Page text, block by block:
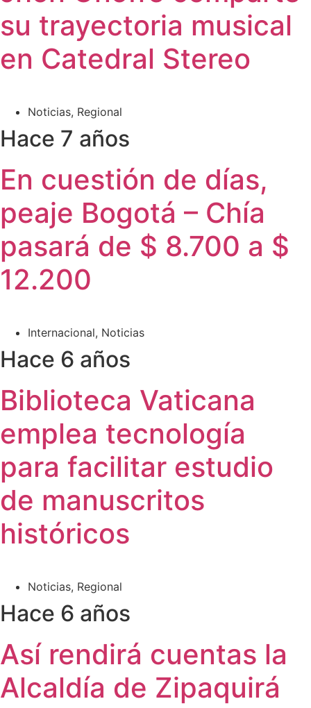
su trayectoria musical
en Catedral Stereo
Noticias, Regional
Hace 7 años
En cuestión de días,
peaje Bogotá – Chía
pasará de $ 8.700 a $
12.200
Internacional, Noticias
Hace 6 años
Biblioteca Vaticana
emplea tecnología
para facilitar estudio
de manuscritos
históricos
Noticias, Regional
Hace 6 años
Así rendirá cuentas la
Alcaldía de Zipaquirá